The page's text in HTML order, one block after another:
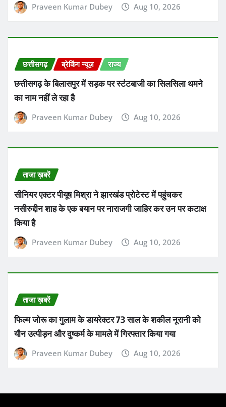
Praveen Kumar Dubey Aug 10, 2026
छत्तीसगढ़ ब्रेकिंग न्यूज़ राज्य
छत्तीसगढ़ के बिलासपुर में सड़क पर स्टंटबाजी का सिलसिला थमने
का नाम नहीं ले रहा है
Praveen Kumar Dubey Aug 10, 2026
ताजा ख़बरें
सीनियर एक्टर पीयूष मिश्रा ने झारखंड प्रोटेस्ट में पहुंचकर
नसीरुद्दीन शाह के एक बयान पर नाराजगी जाहिर कर उन पर कटाक्ष
किया है
Praveen Kumar Dubey Aug 10, 2026
ताजा ख़बरें
फिल्म जोरू का गुलाम के डायरेक्टर 73 साल के शकील नूरानी को
यौन उत्पीड़न और दुष्कर्म के मामले में गिरफ्तार किया गया
Praveen Kumar Dubey Aug 10, 2026